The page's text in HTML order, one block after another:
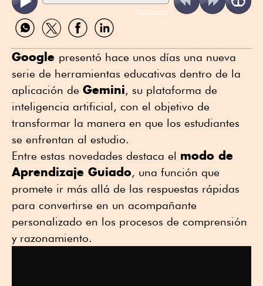
ReadSpeaker
Compartir
por
Compartir
por
Compartir
por
Compartir
por
Google presentó hace unos días una nueva
serie de herramientas educativas dentro de la
aplicación de Gemini, su plataforma de
inteligencia artificial, con el objetivo de
transformar la manera en que los estudiantes
se enfrentan al estudio.
Entre estas novedades destaca el modo de
Aprendizaje Guiado, una función que
promete ir más allá de las respuestas rápidas
para convertirse en un acompañante
personalizado en los procesos de comprensión
y razonamiento.